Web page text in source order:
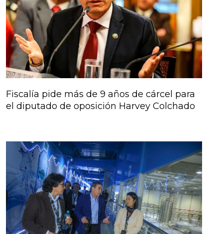
Fiscalía pide más de 9 años de cárcel para
el diputado de oposición Harvey Colchado